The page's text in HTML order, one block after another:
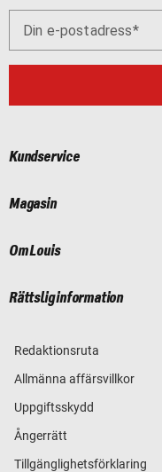
Din e-postadress
Kundservice
Magasin
Om Louis
Rättslig information
Redaktionsruta
Allmänna affärsvillkor
Uppgiftsskydd
Ångerrätt
Tillgänglighetsförklaring